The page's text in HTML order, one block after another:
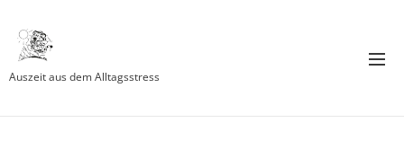
Auszeit aus dem Alltagsstress